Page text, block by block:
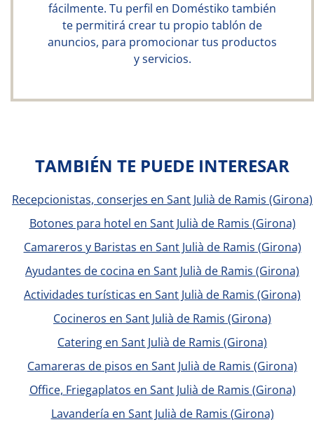
fácilmente. Tu perfil en Doméstiko también
te permitirá crear tu propio tablón de
anuncios, para promocionar tus productos
y servicios.
TAMBIÉN TE PUEDE INTERESAR
Recepcionistas, conserjes en Sant Julià de Ramis (Girona)
Botones para hotel en Sant Julià de Ramis (Girona)
Camareros y Baristas en Sant Julià de Ramis (Girona)
Ayudantes de cocina en Sant Julià de Ramis (Girona)
Actividades turísticas en Sant Julià de Ramis (Girona)
Cocineros en Sant Julià de Ramis (Girona)
Catering en Sant Julià de Ramis (Girona)
Camareras de pisos en Sant Julià de Ramis (Girona)
Office, Friegaplatos en Sant Julià de Ramis (Girona)
Lavandería en Sant Julià de Ramis (Girona)